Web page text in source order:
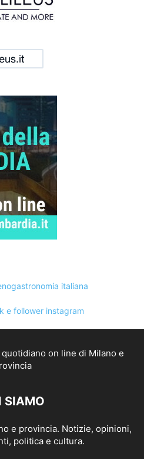
SIAMO
e provincia. Notizie, opinioni,
politica e cultura.